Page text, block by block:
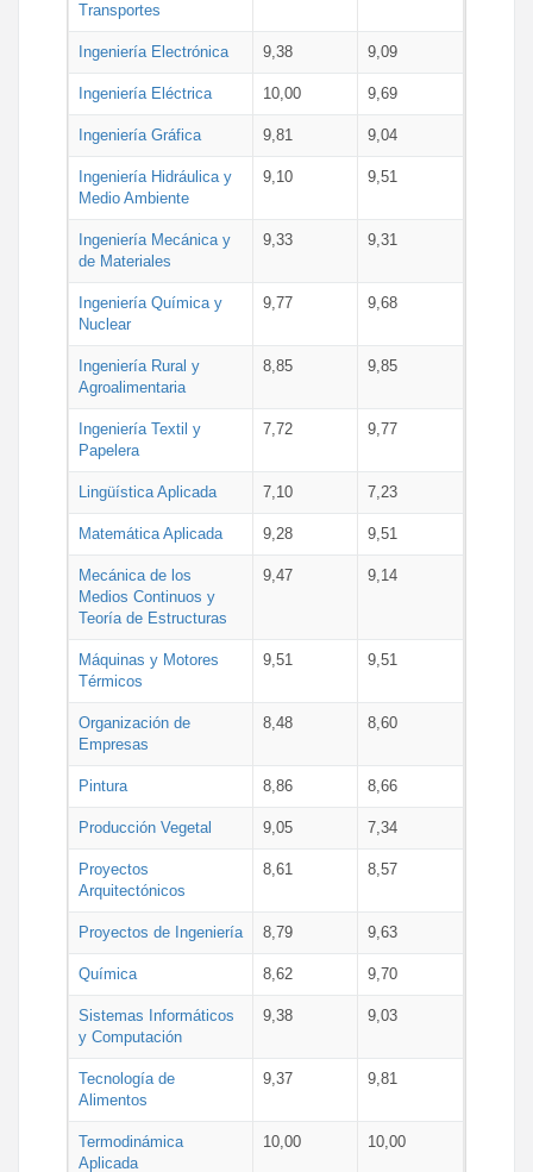
Transportes
Ingeniería Electrónica 9,38 9,09
Ingeniería Eléctrica 10,00 9,69
Ingeniería Gráfica 9,81 9,04
Ingeniería Hidráulica y
Medio Ambiente
9,10 9,51
Ingeniería Mecánica y
de Materiales
9,33 9,31
Ingeniería Química y
Nuclear
9,77 9,68
Ingeniería Rural y
Agroalimentaria
8,85 9,85
Ingeniería Textil y
Papelera
7,72 9,77
Lingüística Aplicada 7,10 7,23
Matemática Aplicada 9,28 9,51
Mecánica de los
Medios Continuos y
Teoría de Estructuras
9,47 9,14
Máquinas y Motores
Térmicos
9,51 9,51
Organización de
Empresas
8,48 8,60
Pintura 8,86 8,66
Producción Vegetal 9,05 7,34
Proyectos
Arquitectónicos
8,61 8,57
Proyectos de Ingeniería 8,79 9,63
Química 8,62 9,70
Sistemas Informáticos
y Computación
9,38 9,03
Tecnología de
Alimentos
9,37 9,81
Termodinámica
Aplicada
10,00 10,00